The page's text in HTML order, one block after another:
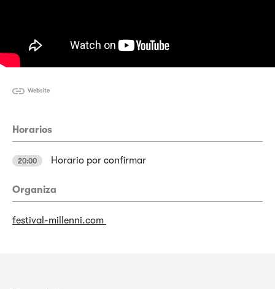
Website
Horarios
20:00 Horario por confirmar
Organiza
festival-millenni.com